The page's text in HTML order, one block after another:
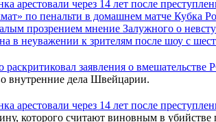
арестовали через 14 лет после
по пенальти в домашнем матче Кубка
прозрением мнение Залужного о
в неуважении к зрителям после шоу с
раскритиковал заявления о
внутренние дела Швейцарии.
арестовали через 14 лет после
которого считают виновным в убийстве